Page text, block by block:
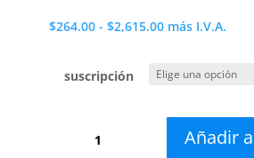
$264.00 - $2,615.00Rango
precios:
hasta
$2,615.00
más I.V.A.
suscripción
Añadir